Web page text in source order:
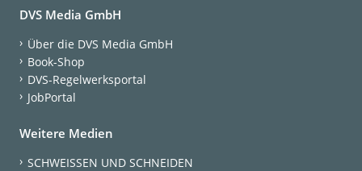
DVS Media GmbH
Über die DVS Media GmbH
Book-Shop
DVS-Regelwerksportal
JobPortal
Weitere Medien
SCHWEISSEN UND SCHNEIDEN